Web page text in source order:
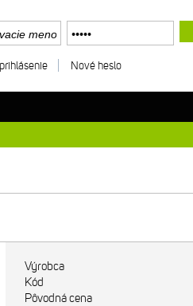
Výrobca
Kód
Pôvodná cena
Nové heslo